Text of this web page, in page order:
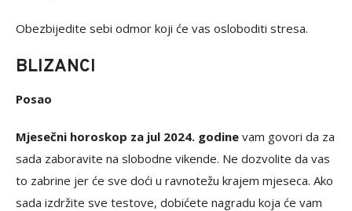
Obezbijedite sebi odmor koji će vas osloboditi stresa.
BLIZANCI
Posao
Mjesečni horoskop za jul 2024. godine vam govori da za
sada zaboravite na slobodne vikende. Ne dozvolite da vas
to zabrine jer će sve doći u ravnotežu krajem mjeseca. Ako
sada izdržite sve testove, dobićete nagradu koja će vam